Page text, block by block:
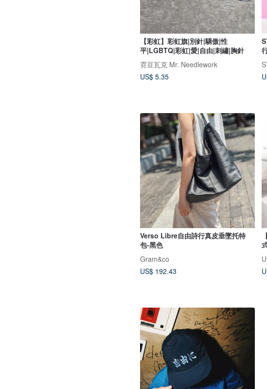
【彩虹】彩虹旗|別針|驕傲|性
平|LGBTQ|彩虹|愛|自由|刺繡|胸針
霓豆瓦克 Mr. Needlework
US$ 5.35
Verso Libre自由詩行真皮垂墜托特
包-黑色
Gram&co
US$ 192.43